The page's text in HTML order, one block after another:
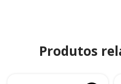
Produtos